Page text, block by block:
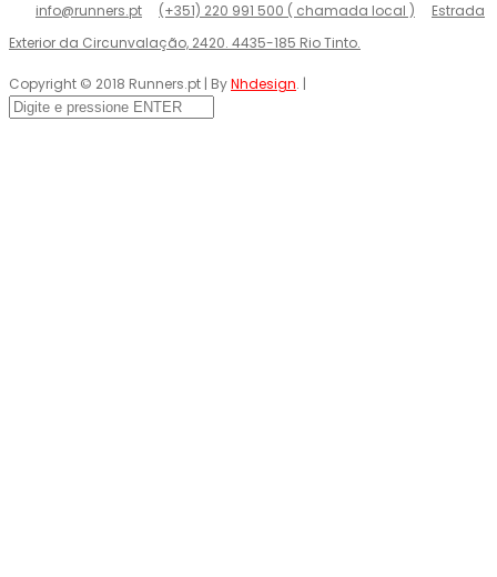
info@runners.pt (+351) 220 991 500 ( chamada local )
Estrada
Exterior da Circunvalação, 2420. 4435-185 Rio Tinto.
Copyright © 2018 Runners.pt | ByNhdesign. |